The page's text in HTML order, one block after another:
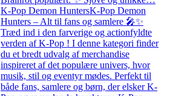
K-Pop Demon HuntersK-Pop Demon
Hunters – Alt til fans og samlere 🎤✨
Træd ind i den farverige og actionfyldte
verden af K-Pop ! I denne kategori finder
du et bredt udvalg af merchandise
inspireret af det populære univers, hvor
musik, stil og eventyr mødes. Perfekt til
både fans, samlere og børn, der elsker K-